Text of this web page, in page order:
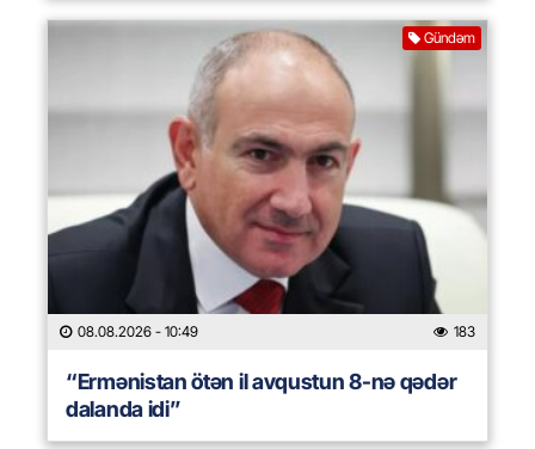
Gündəm
08.08.2026 - 10:49 183
“Ermənistan ötən il avqustun 8-nə qədər
dalanda idi”